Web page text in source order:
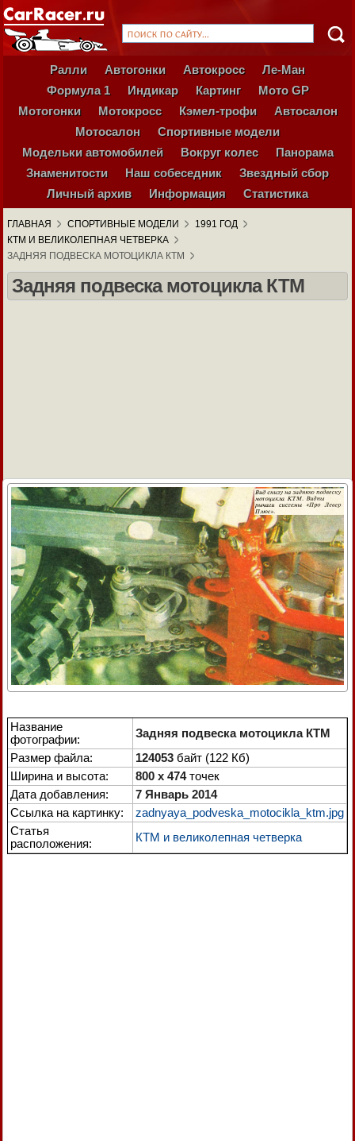
Ралли Автогонки Автокросс
Ле-Ман
Формула 1
Индикар Картинг
Мото GP
Мотогонки
Мотокросс Кэмел-трофи
Автосалон
Мотосалон
Спортивные модели
Модельки автомобилей
Вокруг колес
Панорама
Знаменитости
Наш собеседник
Звездный сбор
Личный архив
Информация Статистика
ГЛАВНАЯ СПОРТИВНЫЕ МОДЕЛИ
1991 ГОД
КТМ И ВЕЛИКОЛЕПНАЯ ЧЕТВЕРКА
ЗАДНЯЯ ПОДВЕСКА МОТОЦИКЛА КТМ
Задняя подвеска мотоцикла КТМ
Название
фотографии:
Задняя подвеска мотоцикла КТМ
Размер файла:
124053 байт (122 Кб)
Ширина и высота:
800 x 474точек
Дата добавления:
7 Январь 2014
Ссылка на картинку:
zadnyaya_podveska_motocikla_ktm.jpg
Статья
расположения:
КТМ и великолепная четверка